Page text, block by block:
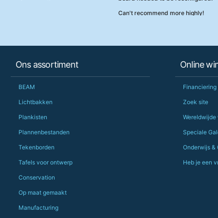
Can't recommend more highly!
Ons assortiment
BEAM
Lichtbakken
Plankisten
Plannenbestanden
Tekenborden
Tafels voor ontwerp
Conservation
Op maat gemaakt
Manufacturing
Online
Zoek site
Speciale
Onderwijs &
Heb je een